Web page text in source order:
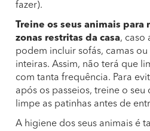
fazer).
Treine os seus animais para
zonas restritas da casa, caso
podem incluir sofás, camas
inteiras. Assim, não terá que
com tanta frequência. Para
após os passeios, treine o seu
limpe as patinhas antes de
A higiene dos seus animais é